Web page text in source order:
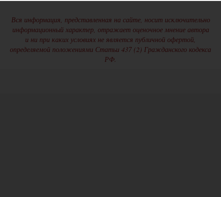
Вся информация, представленная на сайте, носит исключительно
информационный характер, отражает оценочное мнение автора
и ни при каких условиях не является публичной офертой,
определяемой положениями Статьи 437 (2) Гражданского кодекса
РФ.